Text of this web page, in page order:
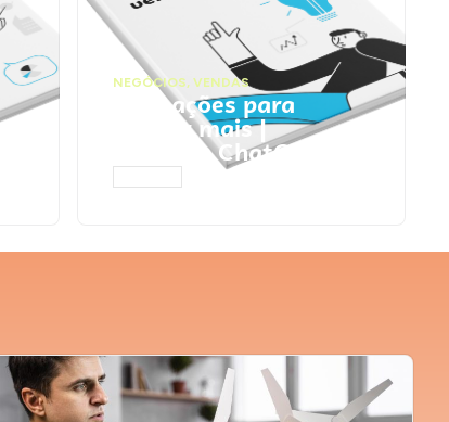
NEGÓCIOS, VENDAS
Faça ações para
vender mais |
Prompts ChatGPT